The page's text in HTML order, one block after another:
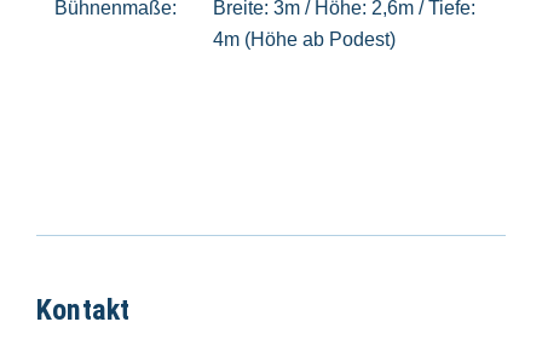
Bühnenmaße:
Breite: 3m / Höhe: 2,6m / Tiefe:
4m (Höhe ab Podest)
Kontakt